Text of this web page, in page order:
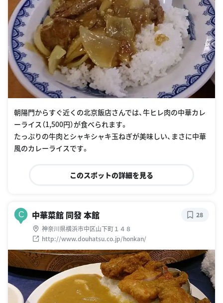
朝陽門からすぐ近くの北京飯店さんでは、牛ヒレ肉の中華カレ
ーライス（1,500円）が食べられます。
たっぷりの牛肉とシャキシャキ玉ねぎが美味しい、まさに中華
風のカレーライスです。
このスポットの詳細を見る
C 中華菜館 同發 本館
神奈川県横浜市中区山下町１４８
http://www.douhatsu.co.jp/honkan/
28